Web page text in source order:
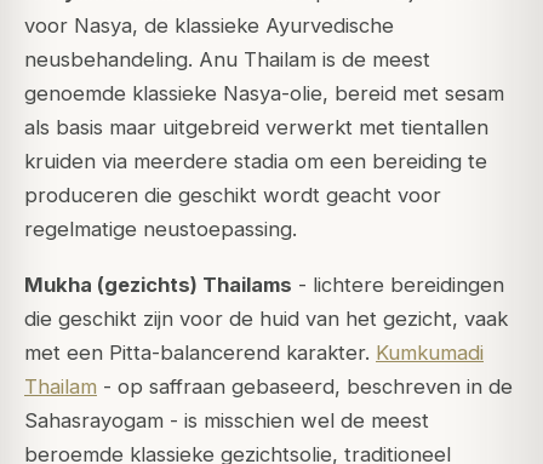
voor Nasya, de klassieke Ayurvedische
neusbehandeling. Anu Thailam is de meest
genoemde klassieke Nasya-olie, bereid met sesam
als basis maar uitgebreid verwerkt met tientallen
kruiden via meerdere stadia om een bereiding te
produceren die geschikt wordt geacht voor
regelmatige neustoepassing.
Mukha (gezichts) Thailams - lichtere bereidingen
die geschikt zijn voor de huid van het gezicht, vaak
met een Pitta-balancerend karakter. Kumkumadi
Thailam - op saffraan gebaseerd, beschreven in de
Sahasrayogam - is misschien wel de meest
beroemde klassieke gezichtsolie, traditioneel